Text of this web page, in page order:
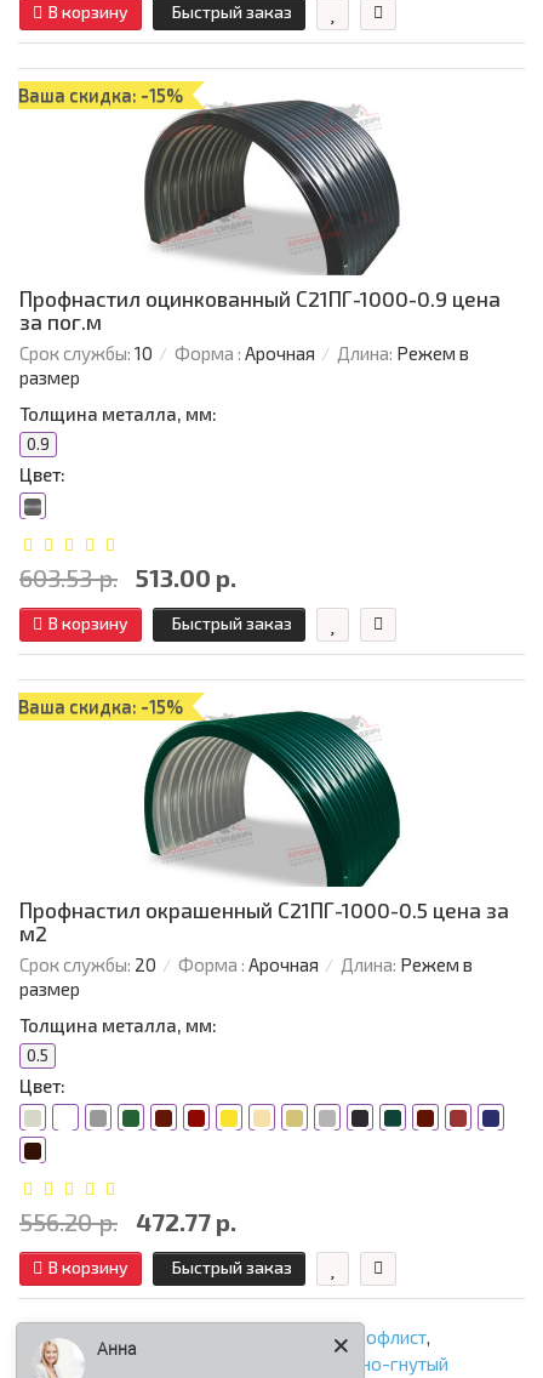
В корзину Быстрый заказ
Ваша скидка: -15%
Профнастил оцинкованный С21ПГ-1000-0.9 цена
за пог.м
Срок службы: 10 Форма : Арочная Длина: Режем в
размер
Толщина металла, мм:
0.9
Цвет:
603.53 р. 513.00 р.
В корзину Быстрый заказ
Ваша скидка: -15%
Профнастил окрашенный С21ПГ-1000-0.5 цена за
м2
Срок службы: 20 Форма : Арочная Длина: Режем в
размер
Толщина металла, мм:
0.5
Цвет:
556.20 р. 472.77 р.
В корзину Быстрый заказ
С21ПГ арочный профнастил арочный профлист,
продольно-гнутый профнастил
продольно-гнутый
Анна